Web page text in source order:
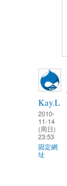
Kay.L
2010-
11-14
(周日)
23:53
固定網
址